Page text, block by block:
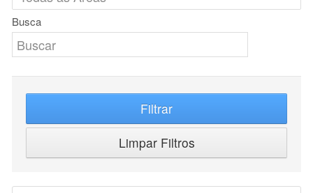
Busca
Filtrar
Limpar Filtros